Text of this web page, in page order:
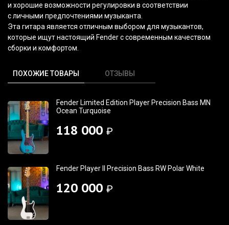
и хорошие возможности регулировки в соответствии
с личными предпочтениями музыканта.
Эта гитара является отличным выбором для музыкантов,
которые ищут настоящий Fender с современным качеством
сборки и комфортом.
ПОХОЖИЕ ТОВАРЫ ОТЗЫВЫ
Fender Limited Edition Player Precision Bass MN
Ocean Turquoise
118 000 ₽
Fender Player II Precision Bass RW Polar White
120 000 ₽